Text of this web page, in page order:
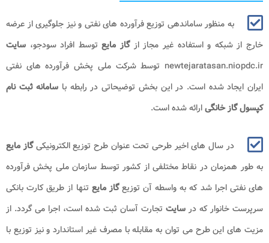
به منظور ساماندهی توزیع فرآورده های نفتی و نیز جلوگیری از عرضه
خارج از شبکه و استفاده غیر مجاز از گاز مایعتوسط افراد سودجو، سایت
newtejaratasan.niopdc.ir توسط شرکت ملی پخش فرآورده های نفتی
ایران ایجاد شده است. در این بخش توضیحاتی در رابطه با سامانه ثبت نام
کپسول گاز خانگیارائه شده است.
در سال های اخیر طرحی تحت عنوان طرح توزیع الکترونیکیگاز مایع
به طور همزمان در نقاط مختلفی از کشور توسط سازمان ملی پخش فرآورده
های نفتی اجرا شد که به واسطه آن توزیعگاز مایع تنها از طریق کارت بانکی
سرپرست خانوار که در سایت تجارت آسان ثبت شده است، اجرا می گردد. از
مزیت های این طرح می توان به مقابله با مصرف غیر استاندارد و نیز توزیع با